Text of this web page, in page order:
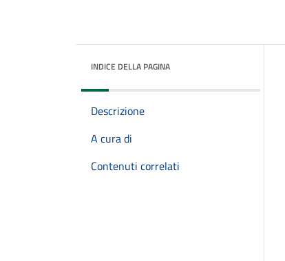
INDICE DELLA PAGINA
Descrizione
A cura di
Contenuti correlati